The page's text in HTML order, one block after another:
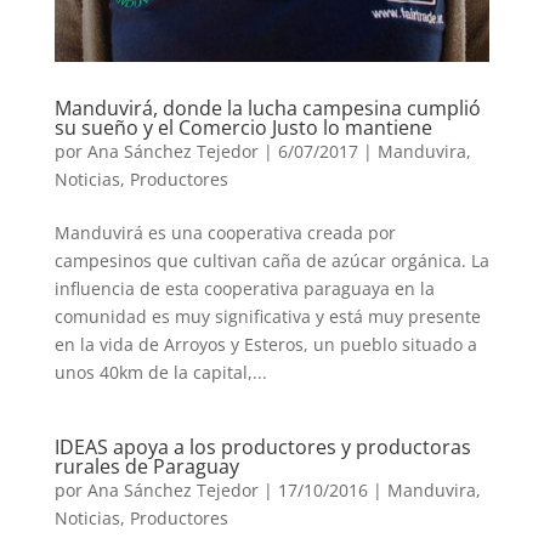
Manduvirá, donde la lucha campesina cumplió
su sueño y el Comercio Justo lo mantiene
por Ana Sánchez Tejedor| 6/07/2017 | Manduvira,
Noticias, Productores
Manduvirá es una cooperativa creada por
campesinos que cultivan caña de azúcar orgánica. La
influencia de esta cooperativa paraguaya en la
comunidad es muy significativa y está muy presente
en la vida de Arroyos y Esteros, un pueblo situado a
unos 40km de la capital,...
IDEAS apoya a los productores y productoras
rurales de Paraguay
por Ana Sánchez Tejedor| 17/10/2016 | Manduvira,
Noticias, Productores